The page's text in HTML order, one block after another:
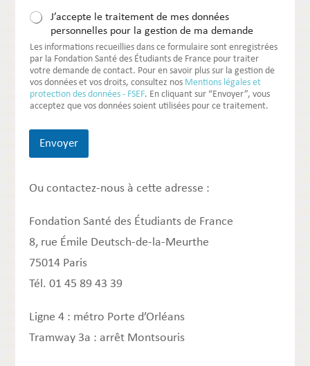
J’accepte le traitement de mes données
personnelles pour la gestion de ma demande
Les informations recueillies dans ce formulaire sont enregistrées
par la Fondation Santé des Étudiants de France pour traiter
votre demande de contact. Pour en savoir plus sur la gestion de
vos données et vos droits, consultez nos Mentions légales et
protection des données - FSEF. En cliquant sur “Envoyer”, vous
acceptez que vos données soient utilisées pour ce traitement.
Envoyer
Ou contactez-nous à cette adresse :
Fondation Santé des Étudiants de France
8, rue Émile Deutsch-de-la-Meurthe
75014 Paris
Tél. 01 45 89 43 39
Ligne 4 : métro Porte d’Orléans
Tramway 3a : arrêt Montsouris